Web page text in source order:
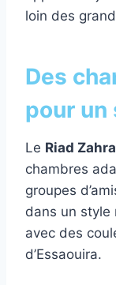
loin des
Des
pour un
Le Riad Zahra
chambres
groupes
dans un style
avec des
d’Essaouira.